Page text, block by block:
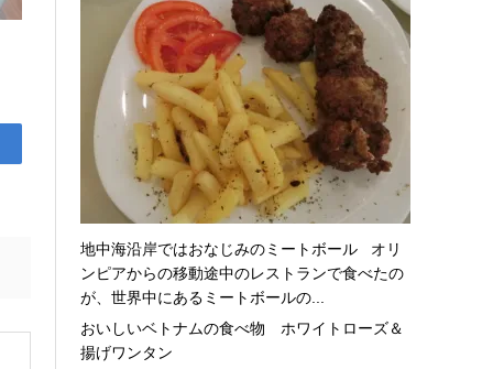
地中海沿岸ではおなじみのミートボール オリ
ンピアからの移動途中のレストランで食べたの
が、世界中にあるミートボールの...
おいしいベトナムの食べ物 ホワイトローズ＆
揚げワンタン